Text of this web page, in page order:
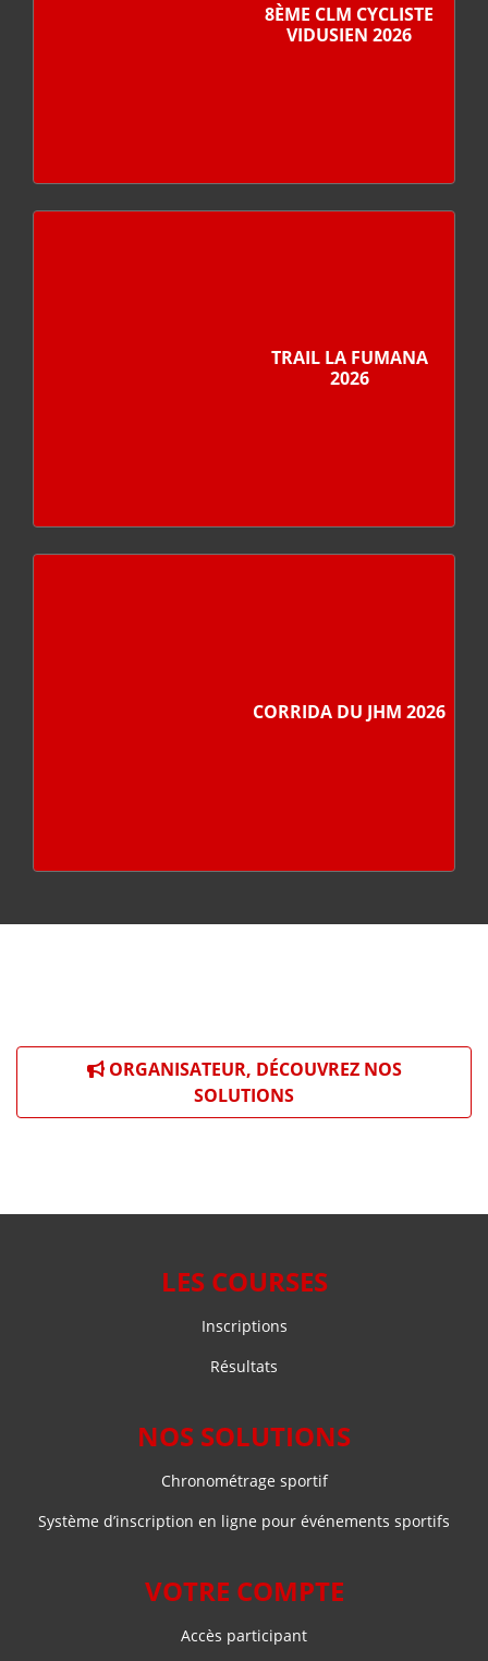
8ÈME CLM CYCLISTE
VIDUSIEN 2026
TRAIL LA FUMANA
2026
CORRIDA DU JHM 2026
ORGANISATEUR, DÉCOUVREZ NOS
SOLUTIONS
LES COURSES
Inscriptions
Résultats
NOS SOLUTIONS
Chronométrage sportif
Système d’inscription en ligne pour événements sportifs
VOTRE COMPTE
Accès participant